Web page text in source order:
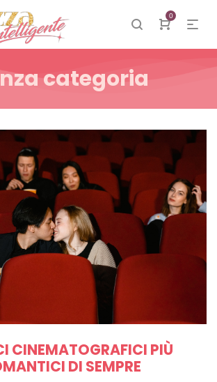
0
categoria
CINEMATOGRAFICI PIÙ
DI SEMPRE